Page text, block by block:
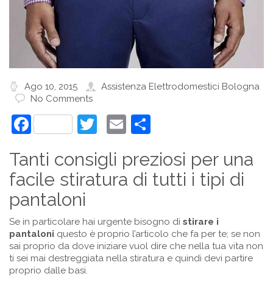
Ago 10, 2015
Assistenza Elettrodomestici Bologna
No Comments
FacebookTwitter
Email
Tanti consigli preziosi per una
facile stiratura di tutti i tipi di
pantaloni
Se in particolare hai urgente bisogno di stirare i
pantaloni questo è proprio l’articolo che fa per te; se non
sai proprio da dove iniziare vuol dire che nella tua vita non
ti sei mai destreggiata nella stiratura e quindi devi partire
proprio dalle basi.